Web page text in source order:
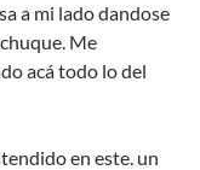
a mi lado dandose
Me
acá todo lo del
en este. un